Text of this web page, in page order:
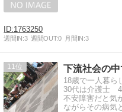
1763250
週間IN:3 週間OUT:0 月間IN:3
11 下流社会の
18歳で一人暮
30代は介護士
不安障害だと気
ながらその病気